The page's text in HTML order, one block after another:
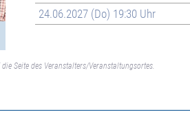
24.06.2027 (Do) 19:30 Uhr
Seite des Veranstalters/Veranstaltungsortes.